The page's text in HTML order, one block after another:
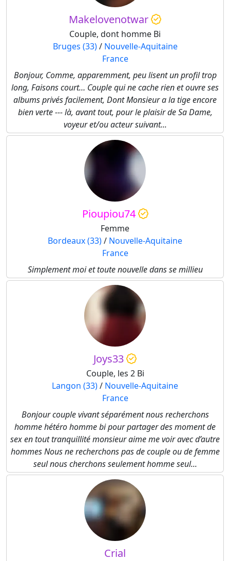
Makelovenotwar
Couple, dont homme Bi
Bruges (33)/ Nouvelle-Aquitaine
France
Bonjour, Comme, apparemment, peu lisent un profil trop
long, Faisons court… Couple qui ne cache rien et ouvre ses
albums privés facilement, Dont Monsieur a la tige encore
bien verte --- là, avant tout, pour le plaisir de Sa Dame,
voyeur et/ou acteur suivant...
Pioupiou74
Femme
Bordeaux (33)/ Nouvelle-Aquitaine
France
Simplement moi et toute nouvelle dans se millieu
Joys33
Couple, les 2 Bi
Langon (33)/ Nouvelle-Aquitaine
France
Bonjour couple vivant séparément nous recherchons
homme hétéro homme bi pour partager des moment de
sex en tout tranquillité monsieur aime me voir avec d’autre
hommes Nous ne recherchons pas de couple ou de femme
seul nous cherchons seulement homme seul...
Crial